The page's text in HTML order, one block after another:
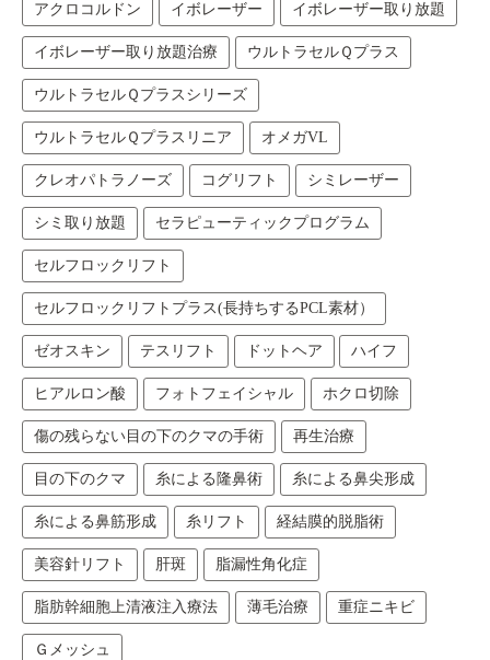
アクロコルドン イボレーザー イボレーザー取り放題
イボレーザー取り放題治療 ウルトラセルＱプラス
ウルトラセルＱプラスシリーズ
ウルトラセルＱプラスリニア オメガVL
クレオパトラノーズ コグリフト シミレーザー
シミ取り放題 セラピューティックプログラム
セルフロックリフト
セルフロックリフトプラス(長持ちするPCL素材）
ゼオスキン テスリフト ドットヘア ハイフ
ヒアルロン酸 フォトフェイシャル ホクロ切除
傷の残らない目の下のクマの手術 再生治療
目の下のクマ 糸による隆鼻術 糸による鼻尖形成
糸による鼻筋形成 糸リフト 経結膜的脱脂術
美容針リフト 肝斑 脂漏性角化症
脂肪幹細胞上清液注入療法 薄毛治療 重症ニキビ
Ｇメッシュ